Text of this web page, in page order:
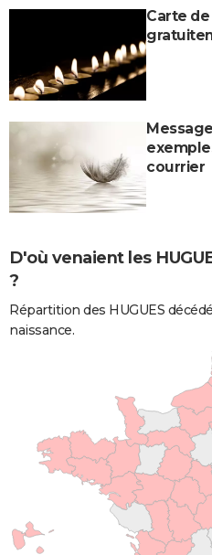
Carte
courrier
D'où venaient les
?
Répartition des HUGUES
naissance.